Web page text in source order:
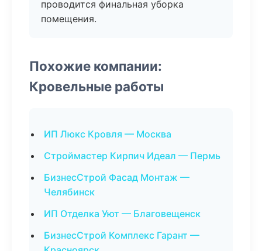
проводится финальная уборка
помещения.
Похожие компании:
Кровельные работы
ИП Люкс Кровля — Москва
Строймастер Кирпич Идеал — Пермь
БизнесСтрой Фасад Монтаж —
Челябинск
ИП Отделка Уют — Благовещенск
БизнесСтрой Комплекс Гарант —